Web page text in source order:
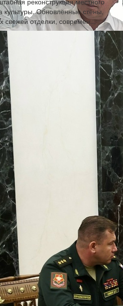
культуры. Обновлённые стены,
свежей отделки, современ...